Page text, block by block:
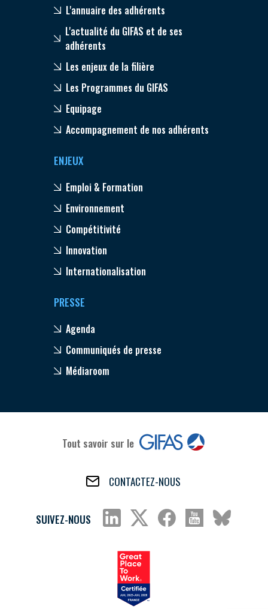
L'annuaire des adhérents
L'actualité du GIFAS et de ses
adhérents
Les enjeux de la filière
Les Programmes du GIFAS
Equipage
Accompagnement de nos adhérents
ENJEUX
Emploi & Formation
Environnement
Compétitivité
Innovation
Internationalisation
PRESSE
Agenda
Communiqués de presse
Médiaroom
Tout savoir sur le
CONTACTEZ-NOUS
SUIVEZ-NOUS